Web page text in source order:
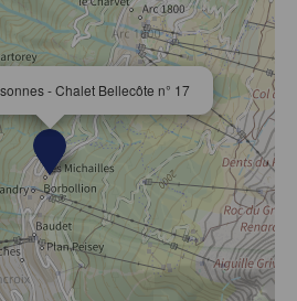
- Chalet Bellecôte n° 17